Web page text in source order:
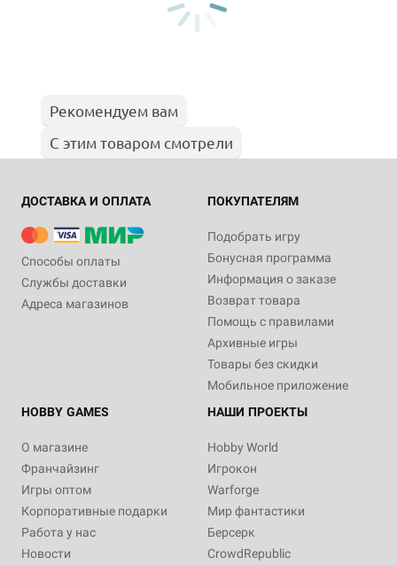
Рекомендуем вам
С этим товаром смотрели
ДОСТАВКА И ОПЛАТА
Способы оплаты
Службы доставки
Адреса магазинов
ПОКУПАТЕЛЯМ
Подобрать игру
Бонусная программа
Информация о заказе
Возврат товара
Помощь с правилами
Архивные игры
Товары без скидки
Мобильное приложение
HOBBY GAMES
О магазине
Франчайзинг
Игры оптом
Корпоративные подарки
Работа у нас
Новости
НАШИ ПРОЕКТЫ
Hobby World
Игрокон
Warforge
Мир фантастики
Берсерк
CrowdRepublic